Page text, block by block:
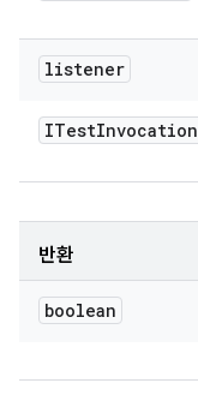
listener
ITestInvocation
반환
boolean